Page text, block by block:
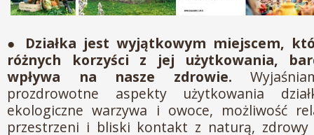
● Działka jest wyjątkowym miejscem,
różnych korzyści z jej użytkowania,
wpływa na nasze zdrowie.
prozdrowotne aspekty użytkowania
ekologiczne warzywa i owoce, możliwość
przestrzeni i bliski kontakt z naturą, zdrowy